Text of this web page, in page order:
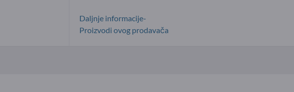
Daljnje informacije-
Proizvodi ovog prodavača